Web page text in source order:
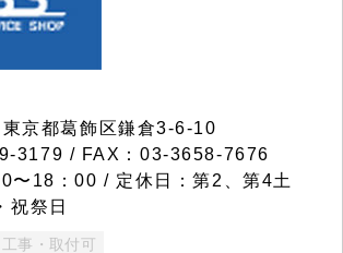
京都葛飾区鎌倉3-6-10
3179 / FAX：03-3658-7676
〜18：00 / 定休日：第2、第4土
祝祭日
工事・取付可